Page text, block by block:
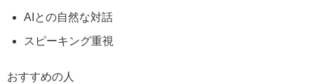
AIとの自然な対話
スピーキング重視
おすすめの人